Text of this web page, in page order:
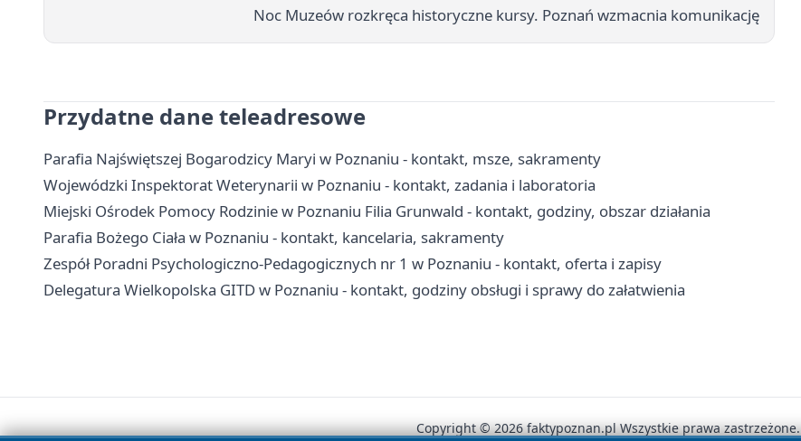
Noc Muzeów rozkręca historyczne kursy. Poznań wzmacnia komunikację
Przydatne dane teleadresowe
Parafia Najświętszej Bogarodzicy Maryi w Poznaniu - kontakt, msze, sakramenty
Wojewódzki Inspektorat Weterynarii w Poznaniu - kontakt, zadania i laboratoria
Miejski Ośrodek Pomocy Rodzinie w Poznaniu Filia Grunwald - kontakt, godziny, obszar działania
Parafia Bożego Ciała w Poznaniu - kontakt, kancelaria, sakramenty
Zespół Poradni Psychologiczno-Pedagogicznych nr 1 w Poznaniu - kontakt, oferta i zapisy
Delegatura Wielkopolska GITD w Poznaniu - kontakt, godziny obsługi i sprawy do załatwienia
Copyright © 2026 faktypoznan.pl Wszystkie prawa zastrzeżone.